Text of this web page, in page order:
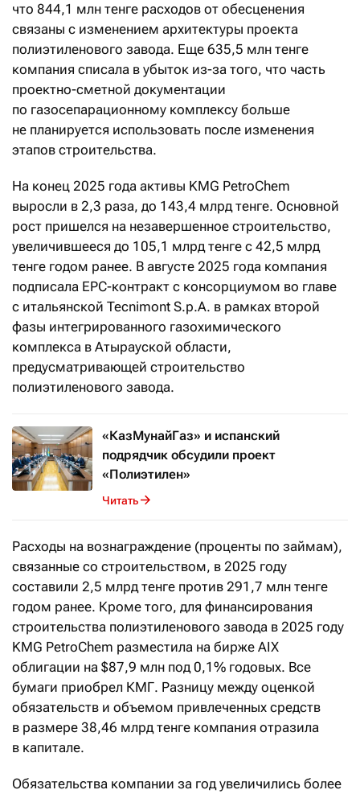
что 844,1 млн тенге расходов от обесценения
связаны с изменением архитектуры проекта
полиэтиленового завода. Еще 635,5 млн тенге
компания списала в убыток из-за того, что часть
проектно-сметной документации
по газосепарационному комплексу больше
не планируется использовать после изменения
этапов строительства.
На конец 2025 года активы KMG PetroChem
выросли в 2,3 раза, до 143,4 млрд тенге. Основной
рост пришелся на незавершенное строительство,
увеличившееся до 105,1 млрд тенге с 42,5 млрд
тенге годом ранее. В августе 2025 года компания
подписала EPC-контракт с консорциумом во главе
с итальянской Tecnimont S.p.A. в рамках второй
фазы интегрированного газохимического
комплекса в Атырауской области,
предусматривающей строительство
полиэтиленового завода.
«КазМунайГаз» и испанский
подрядчик обсудили проект
«Полиэтилен»
Читать
Расходы на вознаграждение (проценты по займам),
связанные со строительством, в 2025 году
составили 2,5 млрд тенге против 291,7 млн тенге
годом ранее. Кроме того, для финансирования
строительства полиэтиленового завода в 2025 году
KMG PetroChem разместила на бирже AIX
облигации на $87,9 млн под 0,1% годовых. Все
бумаги приобрел КМГ. Разницу между оценкой
обязательств и объемом привлеченных средств
в размере 38,46 млрд тенге компания отразила
в капитале.
Обязательства компании за год увеличились более